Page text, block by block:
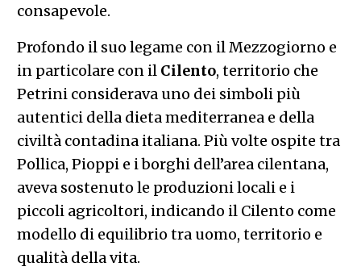
consapevole.
Profondo il suo legame con il Mezzogiorno e
in particolare con il Cilento, territorio che
Petrini considerava uno dei simboli più
autentici della dieta mediterranea e della
civiltà contadina italiana. Più volte ospite tra
Pollica, Pioppi e i borghi dell’area cilentana,
aveva sostenuto le produzioni locali e i
piccoli agricoltori, indicando il Cilento come
modello di equilibrio tra uomo, territorio e
qualità della vita.